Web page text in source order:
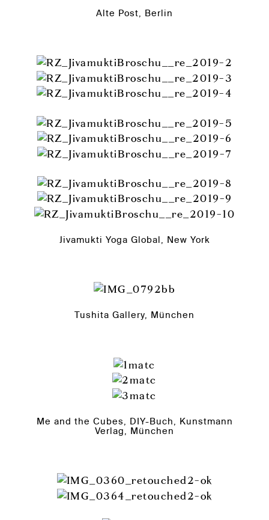
Alte Post, Berlin
Jivamukti Yoga Global, New York
Tushita Gallery, München
Me and the Cubes, DIY-Buch, Kunstmann
Verlag, München